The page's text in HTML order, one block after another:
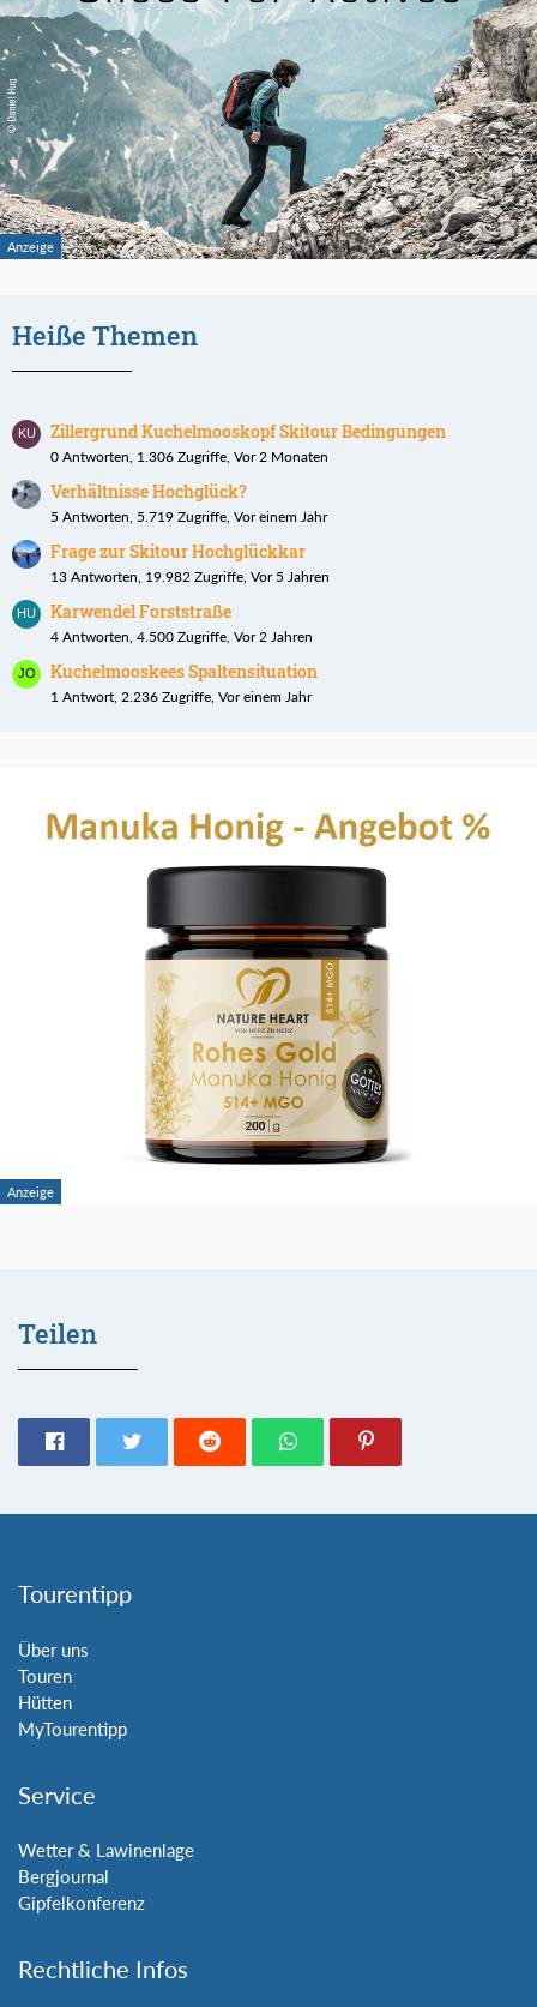
Heiße Themen
Zillergrund Kuchelmooskopf Skitour Bedingungen
0 Antworten, 1.306 Zugriffe, Vor 2 Monaten
Verhältnisse Hochglück?
5 Antworten, 5.719 Zugriffe, Vor einem Jahr
Frage zur Skitour Hochglückkar
13 Antworten, 19.982 Zugriffe, Vor 5 Jahren
Karwendel Forststraße
4 Antworten, 4.500 Zugriffe, Vor 2 Jahren
Kuchelmooskees Spaltensituation
1 Antwort, 2.236 Zugriffe, Vor einem Jahr
Teilen
Tourentipp
Über uns
Touren
Hütten
MyTourentipp
Service
Wetter & Lawinenlage
Bergjournal
Gipfelkonferenz
Rechtliche Infos